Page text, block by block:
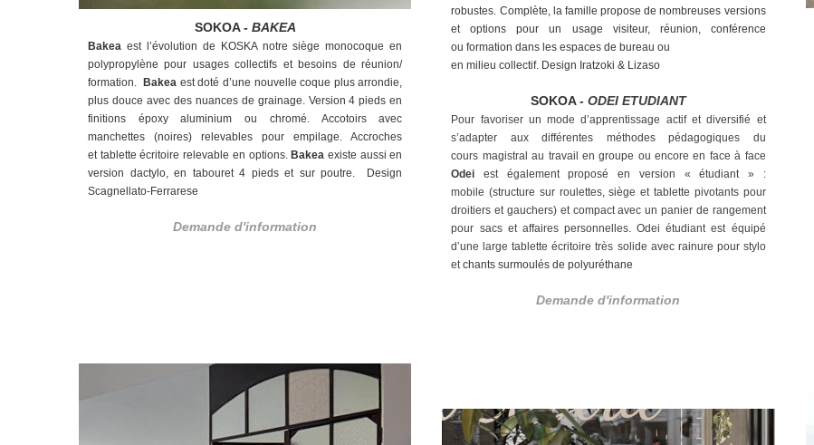
SOKOA - BAKEA
Bakea est l’évolution de KOSKA notre siègemonocoque en
polypropylène pour usagescollectifs et besoins de réunion/
formation.
Bakea est doté d’une nouvelle coque plusarrondie,
plus douce avec des nuances de grainage. Version 4 pieds en
finitions époxyaluminium ou chromé. Accotoirs avec
manchettes(noires) relevables pour empilage. Accroches
et tablette écritoire relevable en options. Bakea existe aussi en
version dactylo, en tabouret 4 pieds et sur poutre. Design
Scagnellato-Ferrarese
Demande d'information
robustes. Complète, la famille proposede nombreuses versions
et options pourun usage visiteur, réunion, conférence
ouformation dans les espaces de bureau ou
en milieu collectif. Design Iratzoki & Lizaso
SOKOA - ODEI ETUDIANT
Pour favoriser un mode d’apprentissage actif et diversifié et
s’adapter aux différentes méthodes pédagogiques du
cours magistral au travail en groupe ou encore en face à face
Odei est également proposé en version « étudiant » :
mobile(structure sur roulettes, siège et tablette pivotants pour
droitiers et gauchers) et compact avec un panier de rangement
pour sacs et affaires personnelles. Odei étudiant est équipé
d’une large tablette écritoire très solide avec rainure pour stylo
etchants surmoulés de polyuréthane
Demande d'information